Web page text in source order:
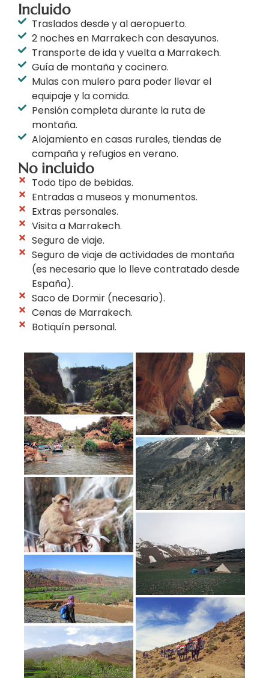
Incluido
Traslados desde y al aeropuerto.
2 noches en Marrakech con desayunos.
Transporte de ida y vuelta a Marrakech.
Guía de montaña y cocinero.
Mulas con mulero para poder llevar el
equipaje y la comida.
Pensión completa durante la ruta de
montaña.
Alojamiento en casas rurales, tiendas de
campaña y refugios en verano.
No incluido
Todo tipo de bebidas.
Entradas a museos y monumentos.
Extras personales.
Visita a Marrakech.
Seguro de viaje.
Seguro de viaje de actividades de montaña
(es necesario que lo lleve contratado desde
España).
Saco de Dormir (necesario).
Cenas de Marrakech.
Botiquín personal.